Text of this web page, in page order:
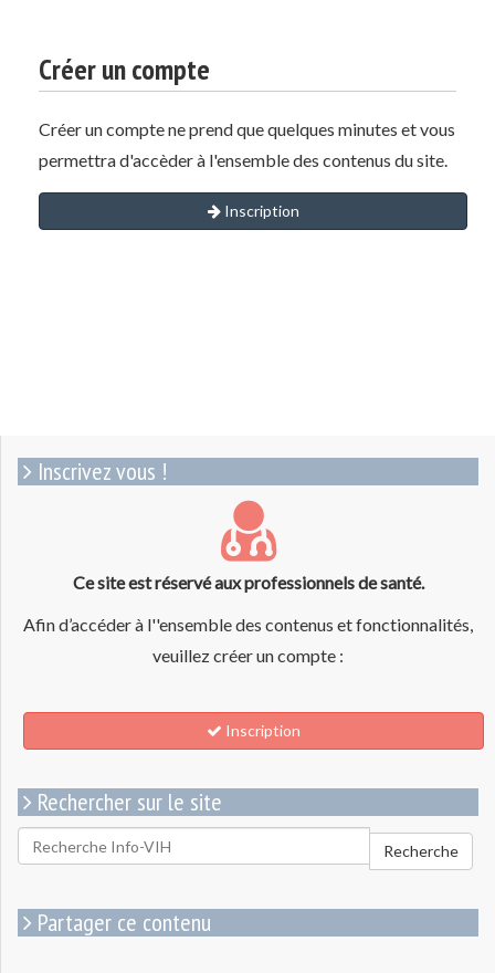
Créer un compte
Créer un compte ne prend que quelques minutes et vous
permettra d'accèder à l'ensemble des contenus du site.
Inscription
Inscrivez vous !
Ce site est réservé aux professionnels de santé.
Afin d’accéder à l''ensemble des contenus et fonctionnalités,
veuillez créer un compte :
Inscription
Rechercher sur le site
Rechercher
pour
Recherche
Partager ce contenu